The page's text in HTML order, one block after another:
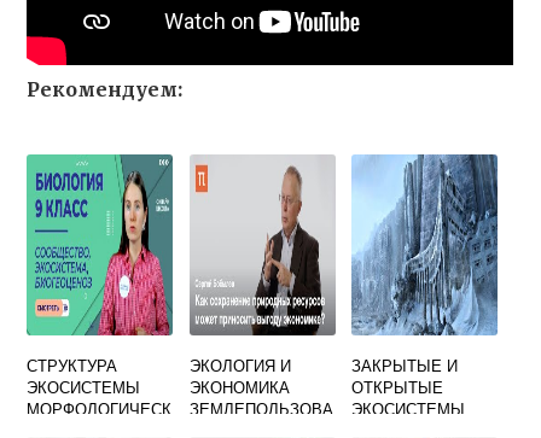
Рекомендуем:
СТРУКТУРА
ЭКОСИСТЕМЫ
МОРФОЛОГИЧЕСК
ЭКОЛОГИЯ И
ЭКОНОМИКА
ЗЕМЛЕПОЛЬЗОВА
ЗАКРЫТЫЕ И
ОТКРЫТЫЕ
ЭКОСИСТЕМЫ